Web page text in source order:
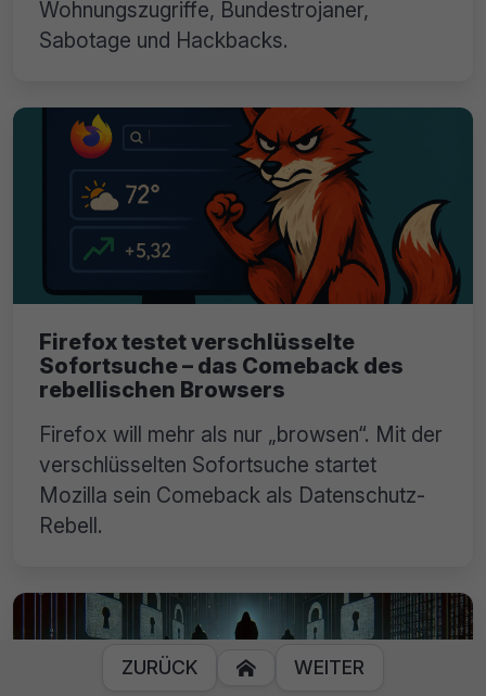
Wohnungszugriffe, Bundestrojaner,
Sabotage und Hackbacks.
Firefox testet verschlüsselte
Sofortsuche – das Comeback des
rebellischen Browsers
Firefox will mehr als nur „browsen“. Mit der
verschlüsselten Sofortsuche startet
Mozilla sein Comeback als Datenschutz-
Rebell.
ZURÜCK  WEITER